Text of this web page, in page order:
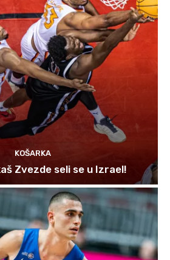
KOŠARKA
Zvezde seli se u Izrael!